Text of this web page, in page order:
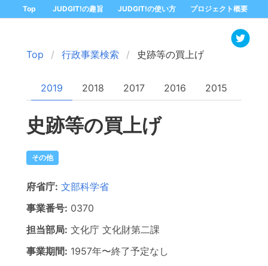
Top JUDGIT!の趣旨 JUDGIT!の使い方 プロジェクト概要
Top 行政事業検索 史跡等の買上げ
2019 2018 2017 2016 2015
史跡等の買上げ
その他
府省庁: 文部科学省
事業番号: 0370
担当部局: 文化庁 文化財第二課
事業期間: 1957年〜終了予定なし